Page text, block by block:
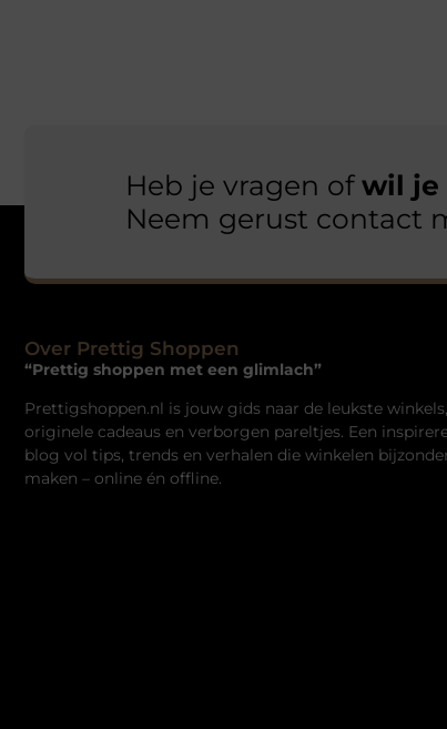
Heb je vragen ofwil je
Neem gerust contact
Over Prettig Shoppen
“Prettig shoppen met een glimlach”
Prettigshoppen.nl is jouw gids naar de leukste winkels,
originele cadeaus en verborgen pareltjes. Een
blog vol tips, trends en verhalen die winkelen
maken – online én offline.